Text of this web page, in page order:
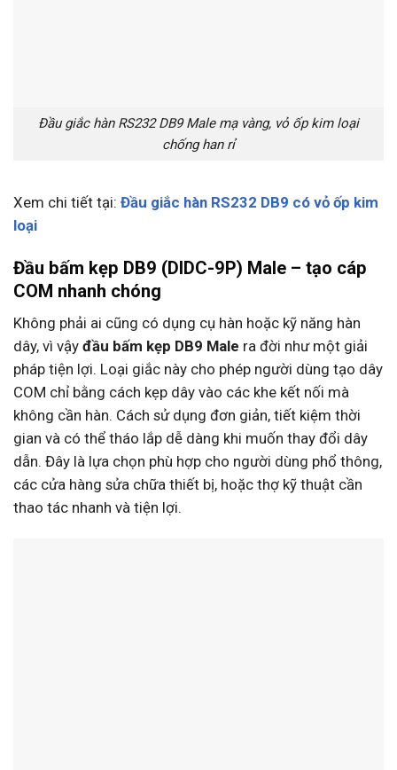
Đầu giắc hàn RS232 DB9 Male mạ vàng, vỏ ốp kim loại
chống han rỉ
Xem chi tiết tại: Đầu giắc hàn RS232 DB9 có vỏ ốp kim
loại
Đầu bấm kẹp DB9 (DIDC-9P) Male – tạo cáp
COM nhanh chóng
Không phải ai cũng có dụng cụ hàn hoặc kỹ năng hàn
dây, vì vậy đầu bấm kẹp DB9 Male ra đời như một giải
pháp tiện lợi. Loại giắc này cho phép người dùng tạo dây
COM chỉ bằng cách kẹp dây vào các khe kết nối mà
không cần hàn. Cách sử dụng đơn giản, tiết kiệm thời
gian và có thể tháo lắp dễ dàng khi muốn thay đổi dây
dẫn. Đây là lựa chọn phù hợp cho người dùng phổ thông,
các cửa hàng sửa chữa thiết bị, hoặc thợ kỹ thuật cần
thao tác nhanh và tiện lợi.